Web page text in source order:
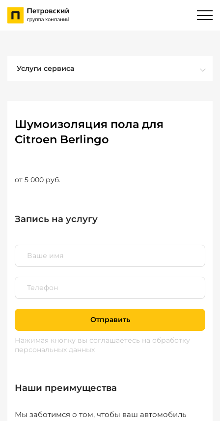
Услуги сервиса
Шумоизоляция пола для
Citroen Berlingo
от 5 000 руб.
Запись на услугу
Отправить
Нажимая кнопку вы соглашаетесь на обработку
персональных данных
Наши преимущества
Мы заботимся о том, чтобы ваш автомобиль